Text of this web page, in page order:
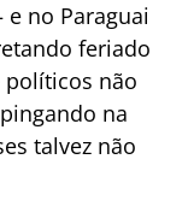
no Paraguai
feriado
políticos não
na
talvez não